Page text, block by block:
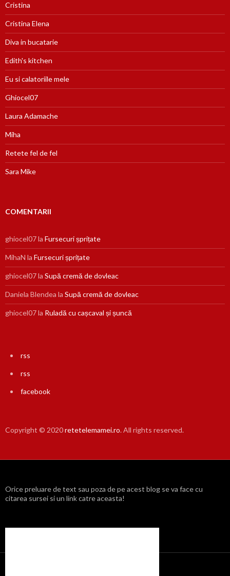
Cristina
Cristina Elena
Diva in bucatarie
Edith's kitchen
Eu si calatoriile mele
Ghiocel07
Laura Adamache
Miha
Retete fel de fel
Sara Mike
COMENTARII
ghiocel07la Fursecuri șprițate
MihaN la Fursecuri șprițate
ghiocel07la Supă cremă de dovleac
Daniela Blendea la Supă cremă de dovleac
ghiocel07la Ruladă cu cașcaval și șuncă
rss
rss
facebook
Copyright © 2020retetelemamei.ro. All rights reserved.
Orice preluare de text sau poza de pe acest blog se va face cu
citarea sursei si un link catre aceasta!